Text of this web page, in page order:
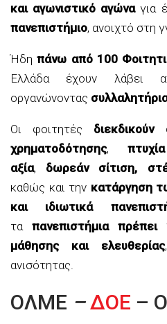
και αγωνιστικό αγώναγια
πανεπιστήμιο, ανοιχτό στη
Ήδηπάνω από 100
Ελλάδα έχουν λάβει
οργανώνοντας
Οι φοιτητές
χρηματοδότησης,
αξία, δωρεάν σίτιση,
καθώς και την κατάργηση
και ιδιωτικά
τα πανεπιστήμια
μάθησης και ελευθερίας
ανισότητας.
ΟΛΜΕ –ΔΟΕ –